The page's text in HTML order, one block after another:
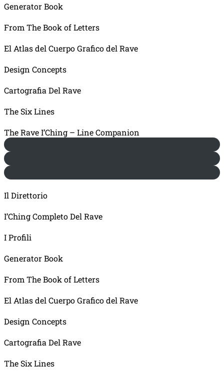
Generator Book
From The Book of Letters
El Atlas del Cuerpo Grafico del Rave
Design Concepts
Cartografia Del Rave
The Six Lines
The Rave I’Ching – Line Companion
Il Direttorio
I’Ching Completo Del Rave
I Profili
Generator Book
From The Book of Letters
El Atlas del Cuerpo Grafico del Rave
Design Concepts
Cartografia Del Rave
The Six Lines